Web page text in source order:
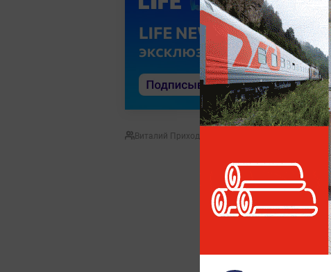
Виталий Приходько